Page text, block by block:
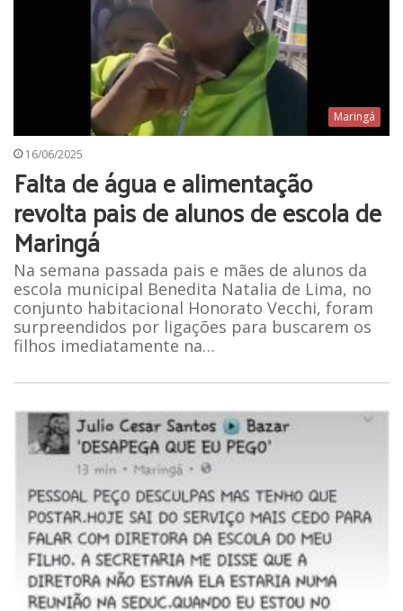
Maringá
16/06/2025
Falta de água e alimentação
revolta pais de alunos de escola de
Maringá
Na semana passada pais e mães de alunos da
escola municipal Benedita Natalia de Lima, no
conjunto habitacional Honorato Vecchi, foram
surpreendidos por ligações para buscarem os
filhos imediatamente na…